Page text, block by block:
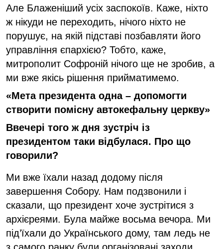
Але Блаженіший усіх заспокоїв. Каже, ніхто
ж нікуди не переходить, нічого ніхто не
порушує, на якій підставі позбавляти його
управління єпархією? Тобто, каже,
митрополит Софроній нічого ще не зробив, а
ми вже якісь рішення прийматимемо.
«Мета президента одна – допомогти
створити помісну автокефальну церкву»
Ввечері того ж дня зустріч із
президентом таки відбулася. Про що
говорили?
Ми вже їхали назад додому після
завершення Собору. Нам подзвонили і
сказали, що президент хоче зустрітися з
архієреями. Була майже восьма вечора. Ми
під’їхали до Українського дому, там ледь не